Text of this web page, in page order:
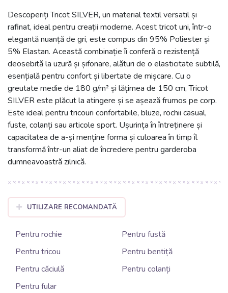
Descoperiți Tricot SILVER, un material textil versatil și
rafinat, ideal pentru creații moderne. Acest tricot uni, într-o
elegantă nuanță de gri, este compus din 95% Poliester și
5% Elastan. Această combinație îi conferă o rezistență
deosebită la uzură și șifonare, alături de o elasticitate subtilă,
esențială pentru confort și libertate de mișcare. Cu o
greutate medie de 180 g/m² și lățimea de 150 cm, Tricot
SILVER este plăcut la atingere și se așează frumos pe corp.
Este ideal pentru tricouri confortabile, bluze, rochii casual,
fuste, colanți sau articole sport. Ușurința în întreținere și
capacitatea de a-și menține forma și culoarea în timp îl
transformă într-un aliat de încredere pentru garderoba
dumneavoastră zilnică.
UTILIZARE RECOMANDATĂ
Pentru rochie
Pentru fustă
Pentru tricou
Pentru bentiță
Pentru căciulă
Pentru colanți
Pentru fular